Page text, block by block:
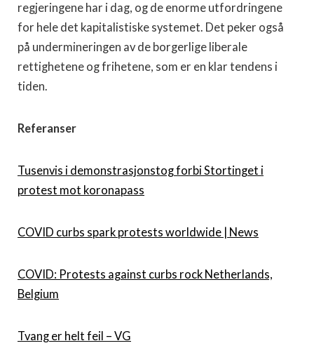
regjeringene har i dag, og de enorme utfordringene
for hele det kapitalistiske systemet. Det peker også
på undermineringen av de borgerlige liberale
rettighetene og frihetene, som er en klar tendens i
tiden.
Referanser
Tusenvis i demonstrasjonstog forbi Stortinget i
protest mot koronapass
COVID curbs spark protests worldwide | News
COVID: Protests against curbs rock Netherlands,
Belgium
Tvang er helt feil – VG